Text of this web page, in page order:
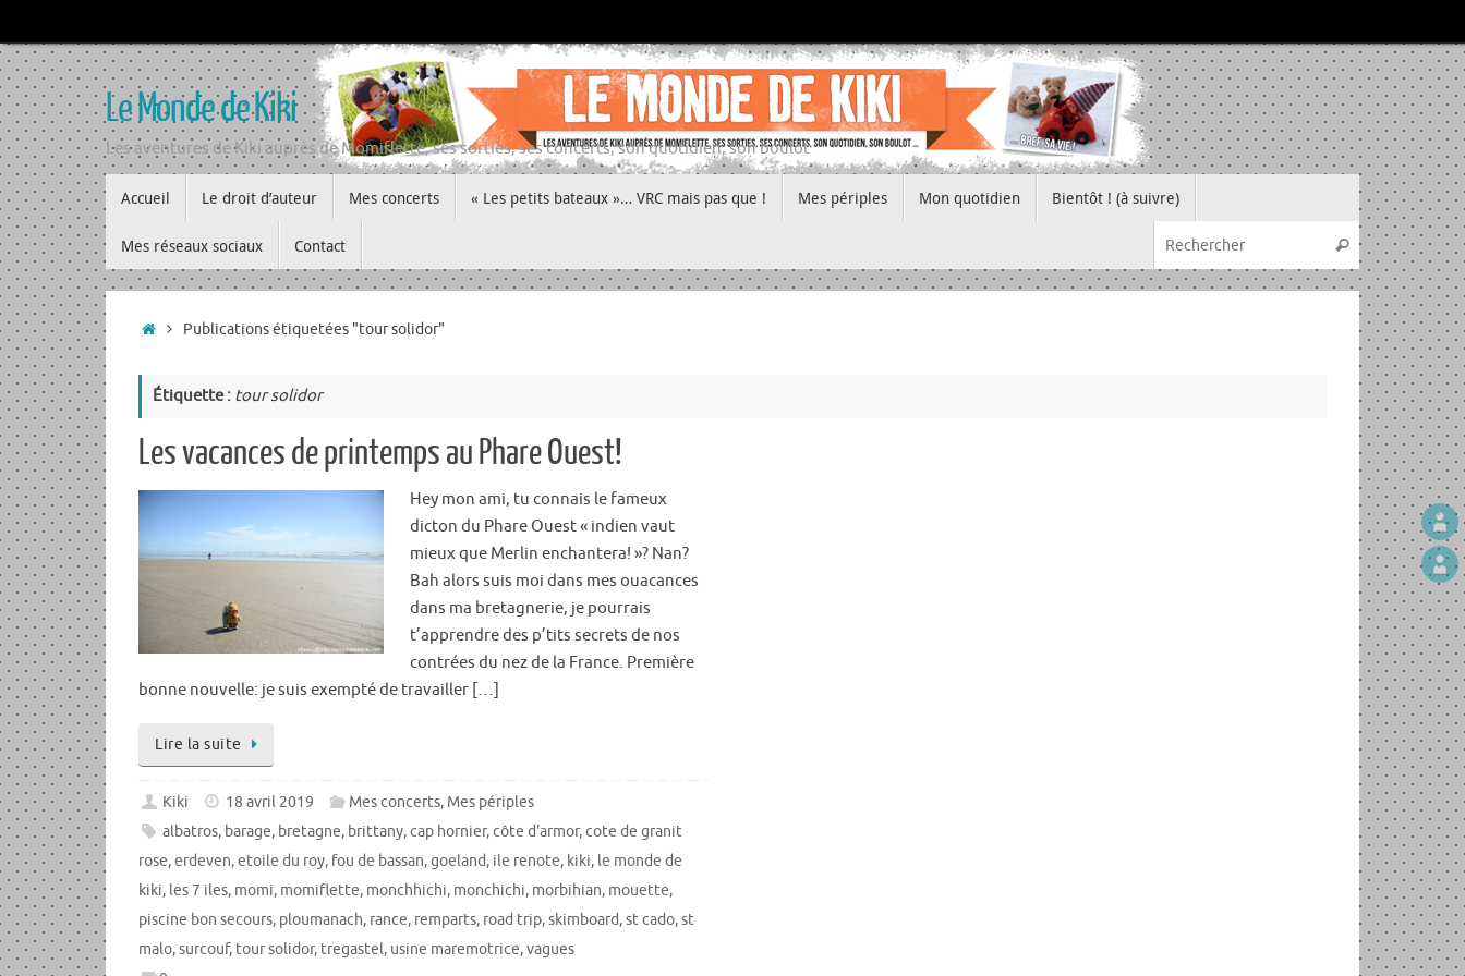
au
contenu
Le Monde de Kiki
Les aventures de Kiki auprès de Momiflette, ses sorties, ses concerts, son quotidien, son boulot
au
contenu
Accueil Le droit d’auteur Mes concerts « Les petits bateaux »… VRC mais pas que ! Mes périples Mon quotidien Bientôt ! (à suivre)
Mes réseaux sociaux Contact
Recherche
Rechercher
Accueil
Publications étiquetées "tour solidor"
Étiquette : tour solidor
Les vacances de printemps au Phare Ouest!
Hey mon ami, tu connais le fameux
dicton du Phare Ouest « indien vaut
mieux que Merlin enchantera! »? Nan?
Bah alors suis moi dans mes ouacances
dans ma bretagnerie, je pourrais
t’apprendre des p’tits secrets de nos
contrées du nez de la France. Première
bonne nouvelle: je suis exempté de travailler […]
Lire la suite
Kiki 18 avril 2019 Mes concerts, Mes périples
albatros, barage, bretagne, brittany,cap hornier,côte d'armor,cote de granit
rose,erdeven,etoile du roy, fou de bassan,goeland, ile renote, kiki, le monde de
kiki, les 7 iles, momi, momiflette, monchhichi, monchichi, morbihian, mouette,
piscine bon secours, ploumanach, rance, remparts, road trip,skimboard,st cado,st
malo,surcouf, tour solidor, tregastel, usine maremotrice,vagues